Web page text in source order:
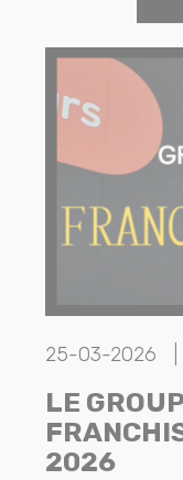
25-03-2026 |
LE
2026